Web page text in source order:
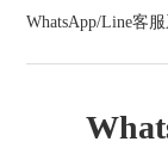
WhatsApp/Line客